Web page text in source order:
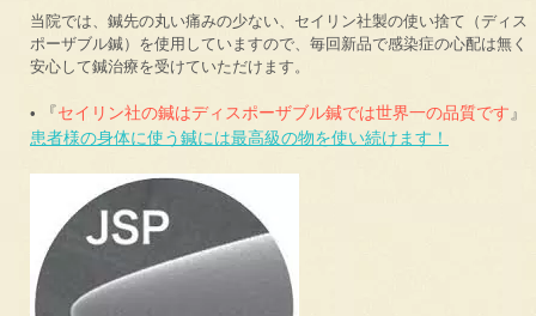
当院では、鍼先の丸い痛みの少ない、セイリン社製の使い捨て（ディス
ポーザブル鍼）を使用していますので、毎回新品で感染症の心配は無く
安心して鍼治療を受けていただけます。
• 『セイリン社の鍼はディスポーザブル鍼では世界一の品質です』
患者様の身体に使う鍼には最高級の物を使い続けます！